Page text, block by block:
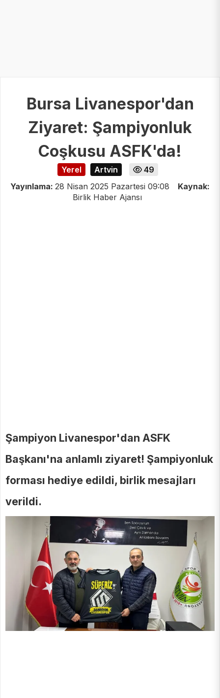
Bursa Livanespor'dan
Ziyaret: Şampiyonluk
Coşkusu ASFK'da!
Yerel Artvin
49
Yayınlama: 28 Nisan 2025 Pazartesi 09:08
Kaynak:
Birlik Haber Ajansı
Şampiyon Livanespor'dan ASFK
Başkanı'na anlamlı ziyaret! Şampiyonluk
forması hediye edildi, birlik mesajları
verildi.